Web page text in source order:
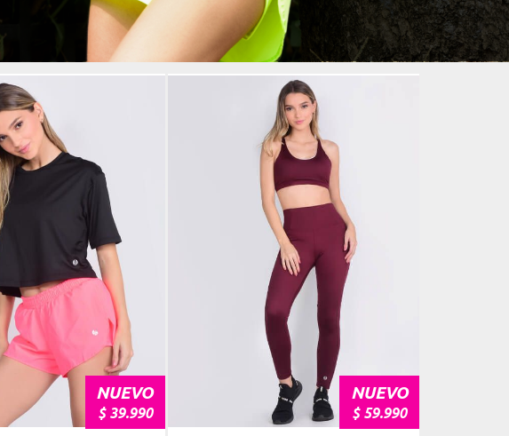
NUEVO
$ 39.990
NUEVO
$ 59.990